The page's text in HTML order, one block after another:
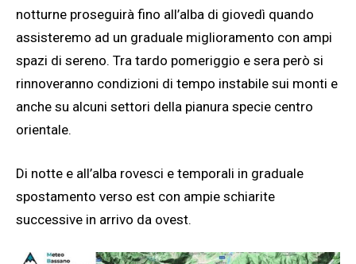
notturne proseguirà fino all’alba di giovedì quando
assisteremo ad un graduale miglioramento con ampi
spazi di sereno. Tra tardo pomeriggio e sera però si
rinnoveranno condizioni di tempo instabile sui monti e
anche su alcuni settori della pianura specie centro
orientale.
Di notte e all’alba rovesci e temporali in graduale
spostamento verso est con ampie schiarite
successive in arrivo da ovest.